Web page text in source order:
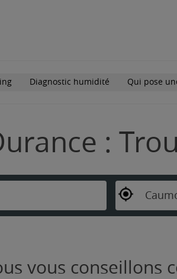
Diagnostic humidité Qui pose
:
vous conseillons